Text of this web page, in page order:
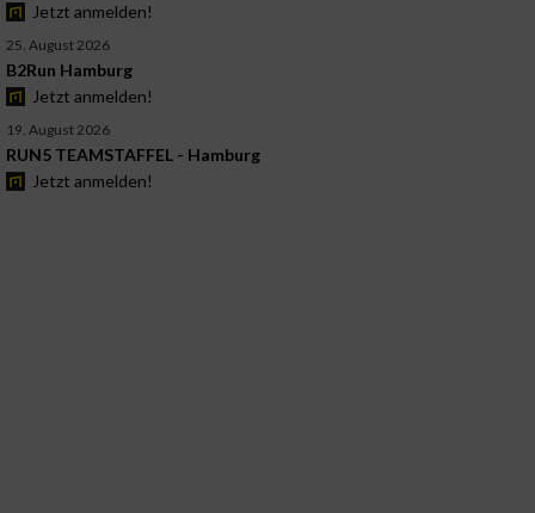
Jetzt anmelden!
25. August 2026
B2Run Hamburg
Jetzt anmelden!
19. August 2026
RUN5 TEAMSTAFFEL - Hamburg
Jetzt anmelden!